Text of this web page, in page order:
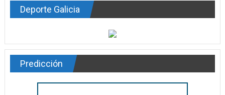
Deporte Galicia
Predicción